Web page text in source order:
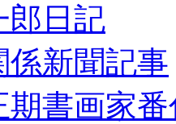
郎日記
係新聞記事
期書画家